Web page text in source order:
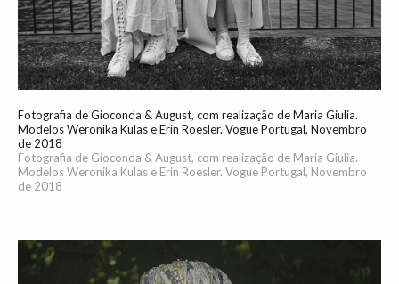
Fotografia de Gioconda & August, com realização de Maria Giulia.
Modelos Weronika Kulas e Erin Roesler. Vogue Portugal, Novembro
de 2018
Fotografia de Gioconda & August, com realização de Maria Giulia.
Modelos Weronika Kulas e Erin Roesler. Vogue Portugal, Novembro
de 2018